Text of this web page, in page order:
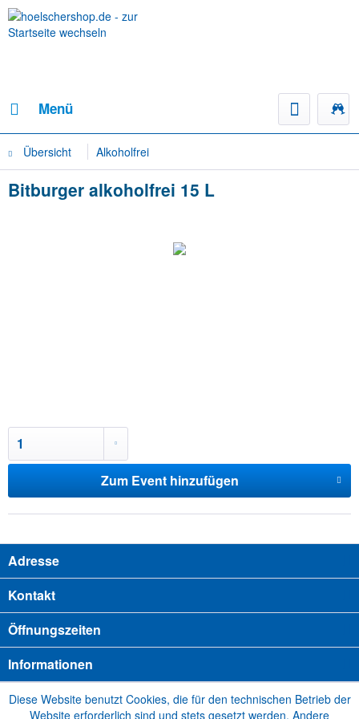
Menü
Übersicht Alkoholfrei
Bitburger alkoholfrei 15 L
Zum Event hinzufügen
Adresse
Kontakt
Öffnungszeiten
Informationen
Diese Website benutzt Cookies, die für den technischen Betrieb der
Website erforderlich sind und stets gesetzt werden. Andere